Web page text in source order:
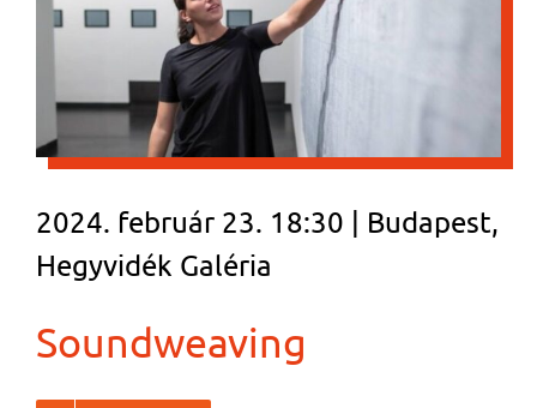
2024. február 23. 18:30 | Budapest,
Hegyvidék Galéria
Soundweaving